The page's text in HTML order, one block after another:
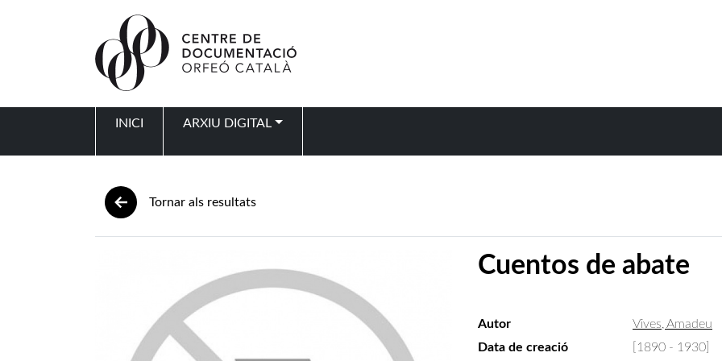
INICI ARXIU DIGITAL
Tornar als resultats
Cuentos de abate
Autor
Vives, Amadeu
Data de creació
[1890 - 1930]